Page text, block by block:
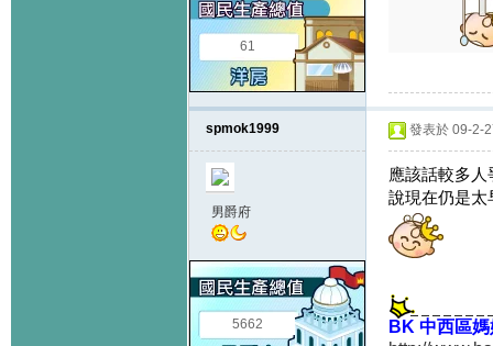
61
spmok1999
男爵府
5662
發表於 09-2-
應該話較多
說現在仍是太
BK 中西區